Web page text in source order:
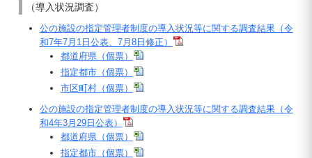
（導入状況調査）
公の施設の指定管理者制度の導入状況等に関する調査結果（令
和7年7月1日公表、7月8日修正）
都道府県（個票）
指定都市（個票）
市区町村（個票）
公の施設の指定管理者制度の導入状況等に関する調査結果（令
和4年3月29日公表）
都道府県（個票）
指定都市（個票）